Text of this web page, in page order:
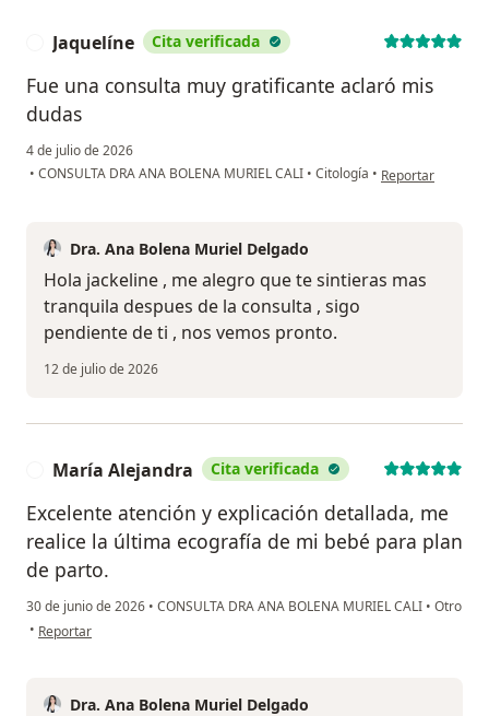
Jaquelíne Cita verificada
Fue una consulta muy gratificante aclaró mis
dudas
4 de julio de 2026
• CONSULTA DRA ANA BOLENA MURIEL CALI • Citología • en opinión del
Reportar
Dra. Ana Bolena Muriel Delgado
Hola jackeline , me alegro que te sintieras mas
tranquila despues de la consulta , sigo
pendiente de ti , nos vemos pronto.
12 de julio de 2026
María Alejandra Cita verificada
Excelente atención y explicación detallada, me
realice la última ecografía de mi bebé para plan
de parto.
30 de junio de 2026 • CONSULTA DRA ANA BOLENA MURIEL CALI • Otro
• en opinión del usuario María Alejandra
Reportar
Dra. Ana Bolena Muriel Delgado